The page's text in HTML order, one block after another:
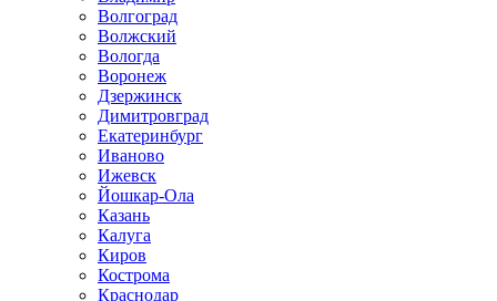
Волгоград
Волжский
Вологда
Воронеж
Дзержинск
Димитровград
Екатеринбург
Иваново
Ижевск
Йошкар-Ола
Казань
Калуга
Киров
Кострома
Краснодар